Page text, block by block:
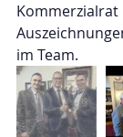
Kommerzialrat
im Team.